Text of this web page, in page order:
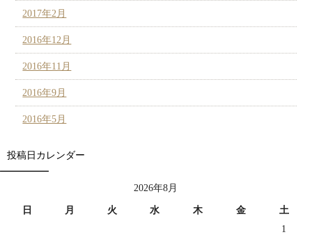
2017年2月
2016年12月
2016年11月
2016年9月
2016年5月
投稿日カレンダー
2026年8月
日 月 火 水 木 金
土
1